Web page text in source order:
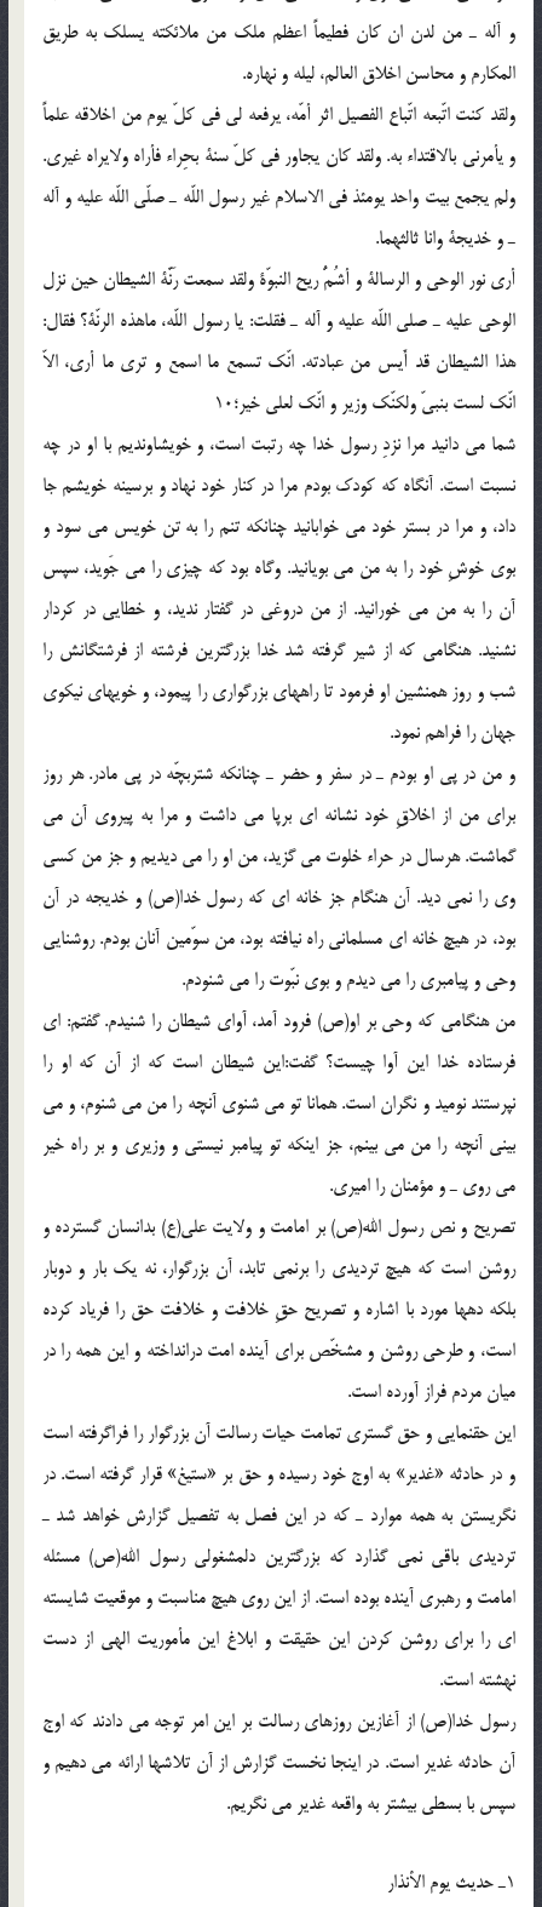
و آله ـ من لدن ان كان فطيماً اعظم ملك من ملائكته يسلك به طريق
المكارم و محاسن اخلاق العالم، ليله و نهاره.
ولقد كنت اتّبعه اتّباع الفصيل اثر أمّه، يرفعه لى فى كلّ يوم من اخلاقه علماً
و يأمرنى بالاقتداء به. ولقد كان يجاور فى كلّ سنة بحِراء فأراه ولايراه غيرى.
ولم يجمع بيت واحد يومئذ فى الاسلام غير رسول اللّه ـ صلّى اللّه عليه و آله
ـ و خديجة وانا ثالثهما.
أرى نور الوحى و الرسالة و أشُمُّ ريح النبوّة ولقد سمعت رَنَّة الشيطان حين نزل
الوحى عليه ـ صلى اللّه عليه و آله ـ فقلت: يا رسول اللّه، ماهذه الرنّة؟ فقال:
هذا الشيطان قد أَيس من عبادته. انّك تسمع ما اسمع و ترى ما أرى، الاّ
انّك لست بنبىّ ولكنّك وزير و انّك لعلى خير؛10
شما مى دانيد مرا نزدِ رسول خدا چه رتبت است، و خويشاونديم با او در چه
نسبت است. آنگاه كه كودك بودم مرا در كنار خود نهاد و برسينه خويشم جا
داد، و مرا در بستر خود مى خوابانيد چنانكه تنم را به تن خويس مى سود و
بوى خوشِ خود را به من مى بويانيد. وگاه بود كه چيزى را مى جَويد، سپس
آن را به من مى خورانيد. از من دروغى در گفتار نديد، و خطايى در كردار
نشنيد. هنگامى كه از شير گرفته شد خدا بزرگترين فرشته از فرشتگانش را
شب و روز همنشين او فرمود تا راههاى بزرگوارى را پيمود، و خويهاى نيكوى
جهان را فراهم نمود.
و من در پى او بودم ـ در سفر و حضر ـ چنانكه شتربچّه در پى مادر. هر روز
براى من از اخلاقِ خود نشانه اى برپا مى داشت و مرا به پيروى آن مى
گماشت. هرسال در حراء خلوت مى گزيد، من او را مى ديديم و جز من كسى
وى را نمى ديد. آن هنگام جز خانه اى كه رسول خدا(ص) و خديجه در آن
بود، در هيچ خانه اى مسلمانى راه نيافته بود، من سوّمين آنان بودم. روشنايى
وحى و پيامبرى را مى ديدم و بوى نبّوت را مى شنودم.
من هنگامى كه وحى بر او(ص) فرود آمد، آواى شيطان را شنيدم. گفتم: اى
فرستاده خدا اين آوا چيست؟ گفت:اين شيطان است كه از آن كه او را
نپرستند نوميد و نگران است. همانا تو مى شنوى آنچه را من مى شنوم، و مى
بينى آنچه را من مى بينم، جز اينكه تو پيامبر نيستى و وزيرى و بر راه خير
مى روى ـ و مؤمنان را اميرى.
تصريح و نص رسول الله(ص) بر امامت و ولايت على(ع) بدانسان گسترده و
روشن است كه هيچ ترديدى را برنمى تابد، آن بزرگوار، نه يك بار و دوبار
بلكه دهها مورد با اشاره و تصريح حقِ خلافت و خلافت حق را فرياد كرده
است، و طرحى روشن و مشخّص براى آينده امت درانداخته و اين همه را در
ميان مردم فراز آورده است.
اين حقنمايى و حق گسترى تمامت حيات رسالت آن بزرگوار را فراگرفته است
و در حادثه «غدير» به اوج خود رسيده و حق بر «ستيغ» قرار گرفته است. در
نگريستن به همه موارد ـ كه در اين فصل به تفصيل گزارش خواهد شد ـ
ترديدى باقى نمى گذارد كه بزرگترين دلمشغولى رسول الله(ص) مسئله
امامت و رهبرى آينده بوده است. از اين روى هيچ مناسبت و موقعيت شايسته
اى را براى روشن كردن اين حقيقت و ابلاغ اين مأموريت الهى از دست
نهشته است.
رسول خدا(ص) از آغازين روزهاى رسالت بر اين امر توجه مى دادند كه اوج
آن حادثه غدير است. در اينجا نخست گزارش از آن تلاشها ارائه مى دهيم و
سپس با بسطى بيشتر به واقعه غدير مى نگريم.
1ـ حديث يوم الأنذار